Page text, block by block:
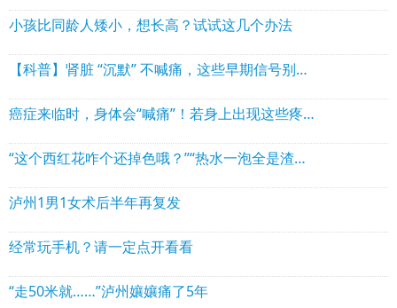
小孩比同龄人矮小，想长高？试试这几个办法
【科普】肾脏 “沉默” 不喊痛，这些早期信号别忽视
癌症来临时，身体会“喊痛”！若身上出现这些疼痛，要当心
“这个西红花咋个还掉色哦？”“热水一泡全是渣渣？”泸州大爷大妈特别注意
泸州1男1女术后半年再复发
经常玩手机？请一定点开看看
“走50米就……”泸州孃孃痛了5年